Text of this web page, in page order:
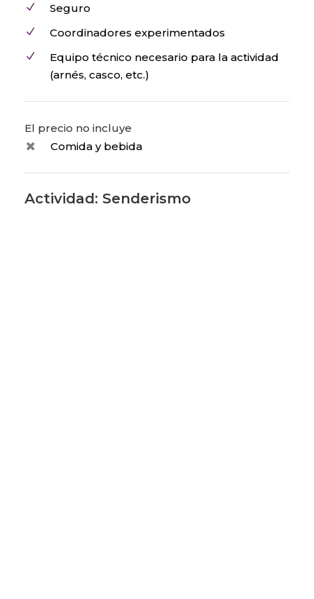
Seguro
Coordinadores experimentados
Equipo técnico necesario para la actividad
(arnés, casco, etc.)
El precio no incluye
Comida y bebida
Actividad: Senderismo